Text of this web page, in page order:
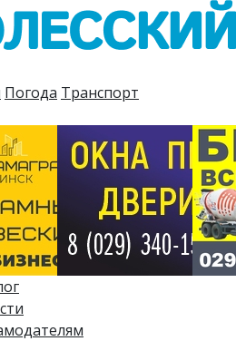
Погода Транспорт